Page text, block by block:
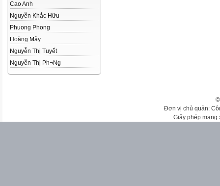
Cao Anh
Nguyễn Khắc Hữu
Phuong Phong
Hoàng Mây
Nguyễn Thị Tuyết
Nguyễn Thị Ph­¬Ng
Đơn vị chủ quản:
Giấy phép mạng